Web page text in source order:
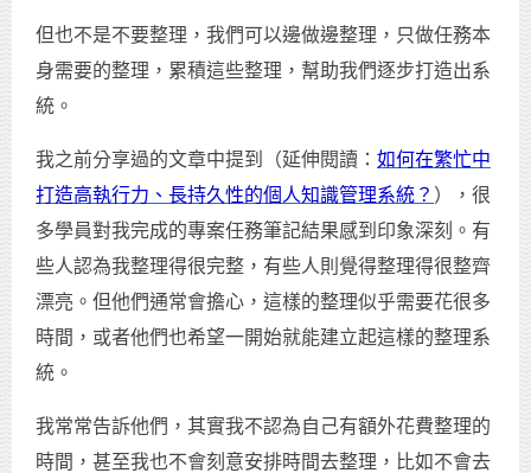
但也不是不要整理，我們可以邊做邊整理，只做任務本
身需要的整理，累積這些整理，幫助我們逐步打造出系
統。
我之前分享過的文章中提到（延伸閱讀： 如何在繁忙中
打造高執行力、長持久性的個人知識管理系統？ ），很
多學員對我完成的專案任務筆記結果感到印象深刻。有
些人認為我整理得很完整，有些人則覺得整理得很整齊
漂亮。但他們通常會擔心，這樣的整理似乎需要花很多
時間，或者他們也希望一開始就能建立起這樣的整理系
統。
我常常告訴他們，其實我不認為自己有額外花費整理的
時間，甚至我也不會刻意安排時間去整理，比如不會去